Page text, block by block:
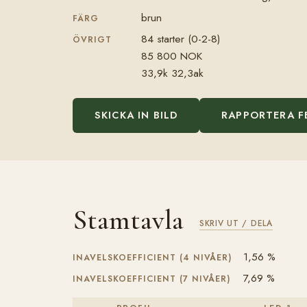
FÄRG brun
ÖVRIGT
84 starter (0-2-8)
85 800 NOK
33,9k 32,3ak
SKICKA IN BILD RAPPORTERA
Stamtavla SKRIV UT / DELA
INAVELSKOEFFICIENT (4 NIVÅER) 1,56 %
INAVELSKOEFFICIENT (7 NIVÅER) 7,69 %